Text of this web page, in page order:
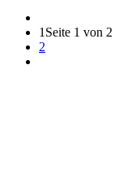
1 Seite 1 von 2
2